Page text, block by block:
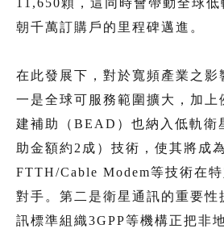
朝千萬訂購戶的里程碑邁進。
在此發展下，對於寬頻產業之影
一是全球可服務範圍擴大，加上
建補助（BEAD）也納入低軌衛
助金額約2成）技術，使其將成
FTTH/Cable Modem等技術在
對手。第二是衛星通訊的重要性
訊標準組織3GPP等機構正把非